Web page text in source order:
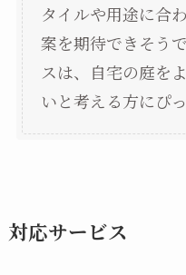
タイルや用途に合
案を期待できそう
スは、自宅の庭を
いと考える方にぴ
対応サービス